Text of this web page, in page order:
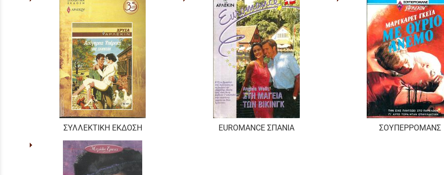
ΣΥΛΛΕΚΤΙΚΗ ΕΚΔΟΣΗ EUROMANCE ΣΠΑΝΙΑ ΣΟΥΠΕΡΡΟΜΑΝΣ